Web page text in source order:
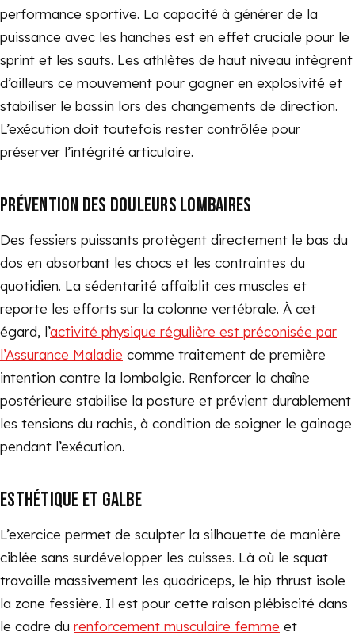
performance sportive. La capacité à générer de la
puissance avec les hanches est en effet cruciale pour le
sprint et les sauts. Les athlètes de haut niveau intègrent
d’ailleurs ce mouvement pour gagner en explosivité et
stabiliser le bassin lors des changements de direction.
L’exécution doit toutefois rester contrôlée pour
préserver l’intégrité articulaire.
PRÉVENTION DES DOULEURS LOMBAIRES
Des fessiers puissants protègent directement le bas du
dos en absorbant les chocs et les contraintes du
quotidien. La sédentarité affaiblit ces muscles et
reporte les efforts sur la colonne vertébrale. À cet
égard, l’activité physique régulière est préconisée par
l’Assurance Maladie comme traitement de première
intention contre la lombalgie. Renforcer la chaîne
postérieure stabilise la posture et prévient durablement
les tensions du rachis, à condition de soigner le gainage
pendant l’exécution.
ESTHÉTIQUE ET GALBE
L’exercice permet de sculpter la silhouette de manière
ciblée sans surdévelopper les cuisses. Là où le squat
travaille massivement les quadriceps, le hip thrust isole
la zone fessière. Il est pour cette raison plébiscité dans
le cadre du renforcement musculaire femme et